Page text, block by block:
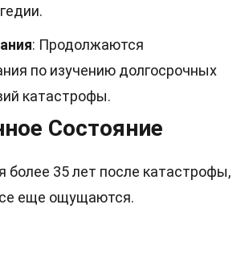
: Продолжаются
по изучению долгосрочных
катастрофы.
Состояние
более 35 лет после катастрофы,
еще ощущаются.